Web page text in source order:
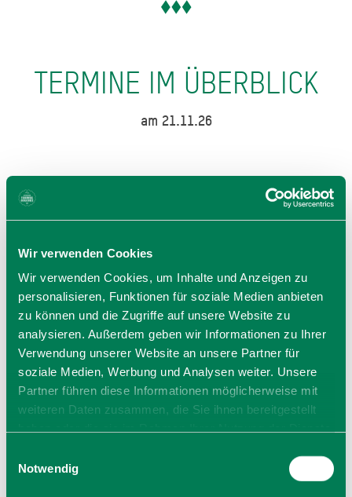
Wir verwenden Cookies
Wir verwenden Cookies, um Inhalte und Anzeigen zu
personalisieren, Funktionen für soziale Medien anbieten
zu können und die Zugriffe auf unsere Website zu
analysieren. Außerdem geben wir Informationen zu Ihrer
Verwendung unserer Website an unsere Partner für
soziale Medien, Werbung und Analysen weiter. Unsere
Partner führen diese Informationen möglicherweise mit
weiteren Daten zusammen, die Sie ihnen bereitgestellt
Cookies, wenn Sie unsere Webseite weiterhin nutzen.
Notwendig
TERMINE IM ÜBERBLICK
am 21.11.26
Sa, 21.11.26 um 20:00 Uhr
Termin speichern
Preise
kostenlos
MilliMusi-Projekt willkommen